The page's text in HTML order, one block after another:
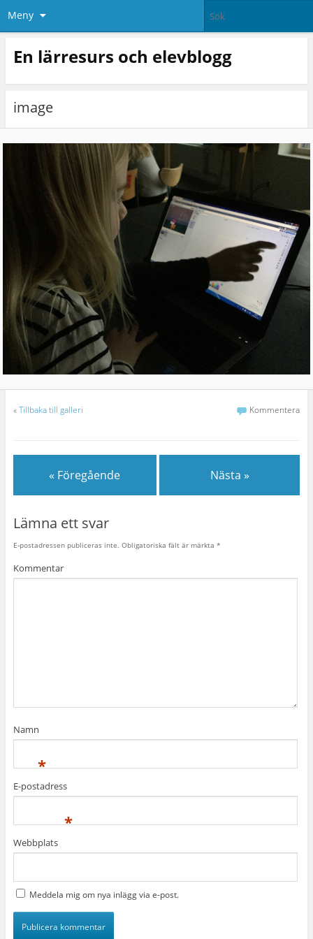
Meny
En lärresurs och elevblogg
image
«Tillbaka till galleri Kommentera
« Föregående Nästa »
Lämna ett svar
E-postadressen publiceras inte. Obligatoriska fält är märkta *
Kommentar
Namn
*
E-postadress
*
Webbplats
Meddela mig om nya inlägg via e-post.